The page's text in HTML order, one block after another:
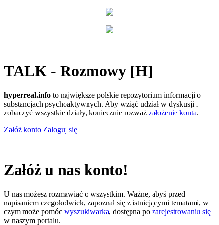
TALK - Rozmowy [H]
hyperreal.info to największe polskie repozytorium informacji o
substancjach psychoaktywnych. Aby wziąć udział w dyskusji i
zobaczyć wszystkie działy, koniecznie rozważ założenie konta.
Załóż konto Zaloguj się
Załóż u nas konto!
U nas możesz rozmawiać o wszystkim. Ważne, abyś przed
napisaniem czegokolwiek, zapoznał się z istniejącymi tematami, w
czym może pomóc wyszukiwarka, dostępna po zarejestrowaniu się
w naszym portalu.